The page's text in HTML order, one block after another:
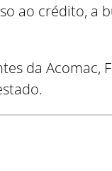
ao crédito, a
da Acomac,